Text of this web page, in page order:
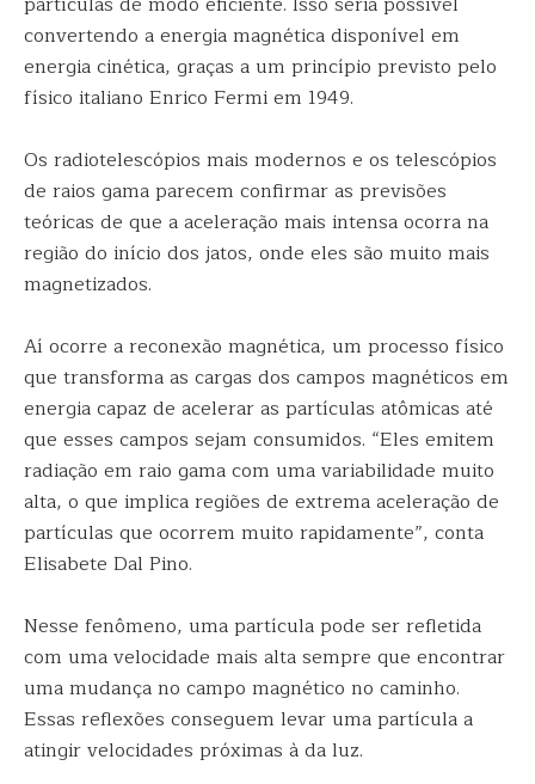
convertendo a energia magnética disponível em
energia cinética, graças a um princípio previsto pelo
físico italiano Enrico Fermi em 1949.
Os radiotelescópios mais modernos e os telescópios
de raios gama parecem confirmar as previsões
teóricas de que a aceleração mais intensa ocorra na
região do início dos jatos, onde eles são muito mais
magnetizados.
Aí ocorre a reconexão magnética, um processo físico
que transforma as cargas dos campos magnéticos em
energia capaz de acelerar as partículas atômicas até
que esses campos sejam consumidos. “Eles emitem
radiação em raio gama com uma variabilidade muito
alta, o que implica regiões de extrema aceleração de
partículas que ocorrem muito rapidamente”, conta
Elisabete Dal Pino.
Nesse fenômeno, uma partícula pode ser refletida
com uma velocidade mais alta sempre que encontrar
uma mudança no campo magnético no caminho.
Essas reflexões conseguem levar uma partícula a
atingir velocidades próximas à da luz.